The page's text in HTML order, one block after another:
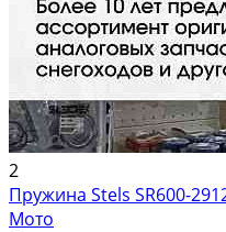
2
Пружина Stels SR600-
Мото